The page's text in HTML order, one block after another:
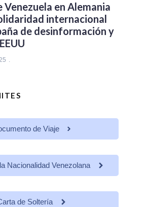
Venezuela en Alemania
internacional
de desinformación y
de Viaje
Nacionalidad Venezolana
de Soltería